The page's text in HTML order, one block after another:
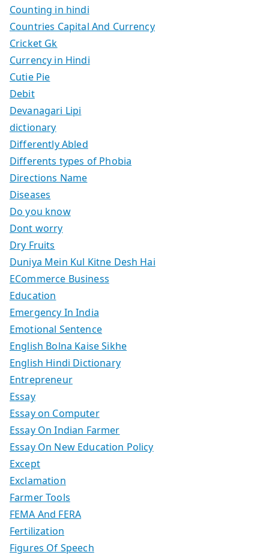
Counting in hindi
Countries Capital And Currency
Cricket Gk
Currency in Hindi
Cutie Pie
Debit
Devanagari Lipi
dictionary
Differently Abled
Differents types of Phobia
Directions Name
Diseases
Do you know
Dont worry
Dry Fruits
Duniya Mein Kul Kitne Desh Hai
ECommerce Business
Education
Emergency In India
Emotional Sentence
English Bolna Kaise Sikhe
English Hindi Dictionary
Entrepreneur
Essay
Essay on Computer
Essay On Indian Farmer
Essay On New Education Policy
Except
Exclamation
Farmer Tools
FEMA And FERA
Fertilization
Figures Of Speech